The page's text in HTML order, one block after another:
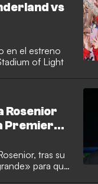
vs
en el estreno
of Light
Rosenior
Premier
tras su
para que
League. La